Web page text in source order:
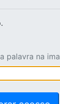
palavra na